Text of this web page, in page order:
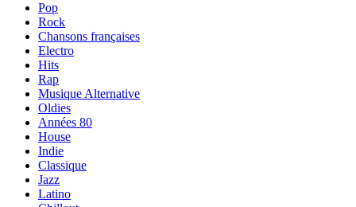
Pop
Rock
Chansons françaises
Electro
Hits
Rap
Musique Alternative
Oldies
Années 80
House
Indie
Classique
Jazz
Latino